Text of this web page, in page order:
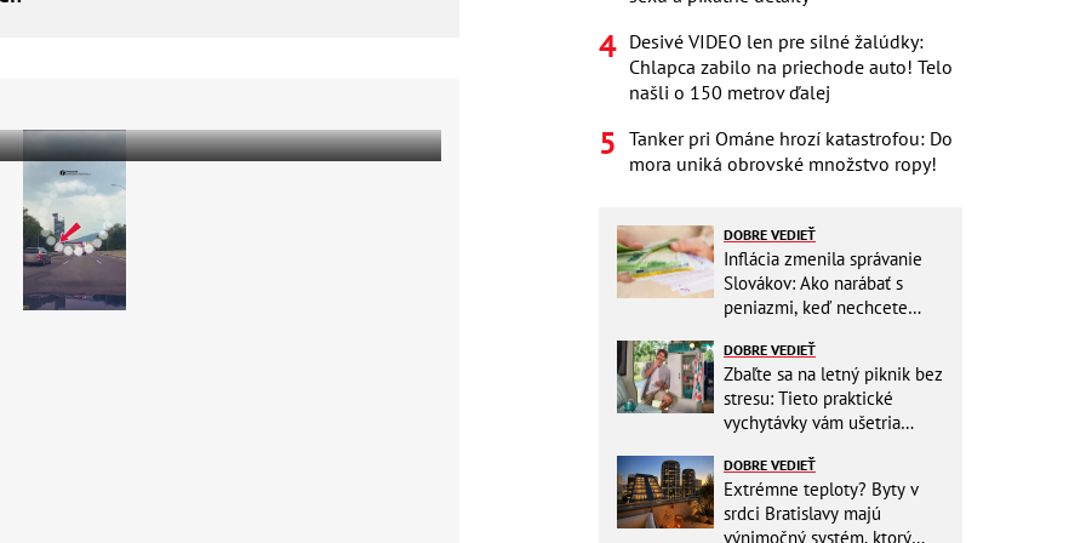
Desivé VIDEO len pre silné žalúdky:
Chlapca zabilo na priechode auto! Telo
našli o 150 metrov ďalej
Tanker pri Ománe hrozí katastrofou: Do
mora uniká obrovské množstvo ropy!
DOBRE VEDIEŤ
Inflácia zmenila správanie
Slovákov: Ako narábať s
peniazmi, keď nechcete
DOBRE VEDIEŤ
Zbaľte sa na letný piknik bez
stresu: Tieto praktické
vychytávky vám ušetria
DOBRE VEDIEŤ
Extrémne teploty? Byty v
srdci Bratislavy majú
výnimočný systém, ktorý